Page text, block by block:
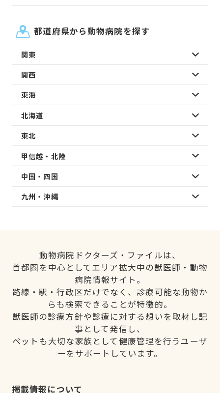
都道府県から動物病院を探す
関東
関西
東海
北海道
東北
甲信越・北陸
中国・四国
九州・沖縄
動物病院ドクターズ・ファイルは、
首都圏を中心としてエリア拡大中の獣医師・動物
病院情報サイト。
路線・駅・行政区だけでなく、診療可能な動物か
らも検索できることが特徴的。
獣医師の診療方針や診療に対する想いを取材し記
事として発信し、
ペットも大切な家族として健康管理を行うユーザ
ーをサポートしています。
掲載情報について